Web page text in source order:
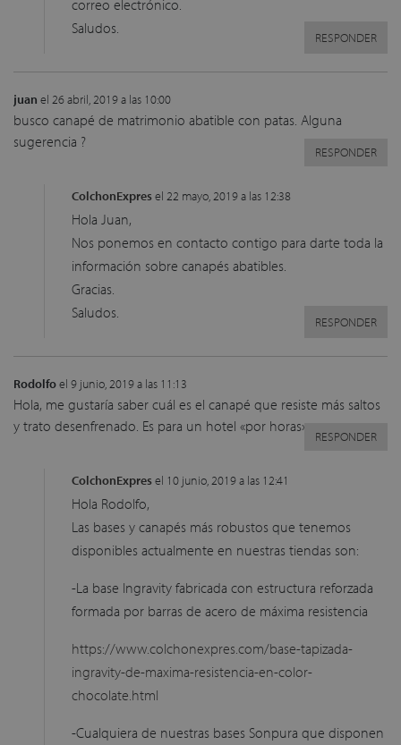
correo electrónico.
Saludos.
RESPONDER
juan el 26 abril, 2019 a las 10:00
busco canapé de matrimonio abatible con patas. Alguna
sugerencia ?
RESPONDER
ColchonExpresel 22 mayo, 2019 a las 12:38
Hola Juan,
Nos ponemos en contacto contigo para darte toda la
información sobre canapés abatibles.
Gracias.
Saludos.
RESPONDER
Rodolfoel 9 junio, 2019 a las 11:13
Hola, me gustaría saber cuál es el canapé que resiste más saltos
y trato desenfrenado. Es para un hotel «por horas» .
RESPONDER
ColchonExpresel 10 junio, 2019 a las 12:41
Hola Rodolfo,
Las bases y canapés más robustos que tenemos
disponibles actualmente en nuestras tiendas son:
-La base Ingravity fabricada con estructura reforzada
formada por barras de acero de máxima resistencia
https://www.colchonexpres.com/base-tapizada-
ingravity-de-maxima-resistencia-en-color-
chocolate.html
-Cualquiera de nuestras bases Sonpura que disponen